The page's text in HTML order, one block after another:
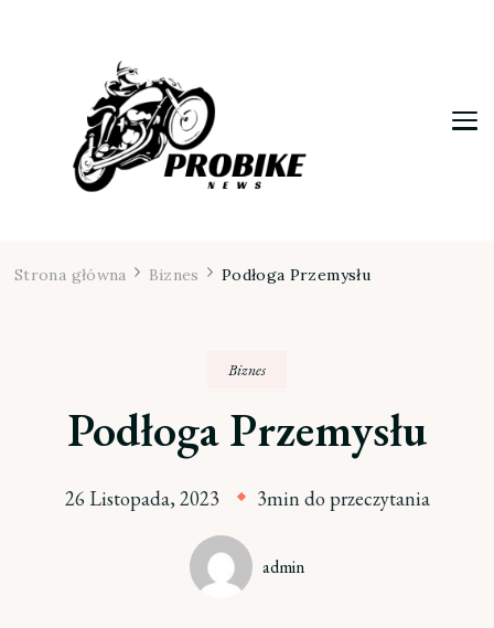
Strona główna Biznes Podłoga Przemysłu
Biznes
Podłoga Przemysłu
26 Listopada, 2023 3min do przeczytania
admin